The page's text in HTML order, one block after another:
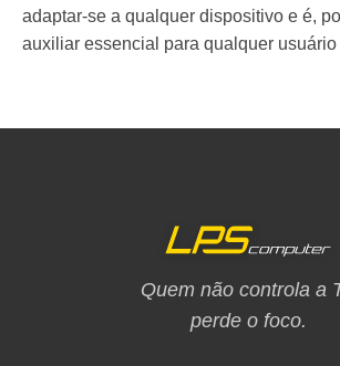
adaptar-se a qualquer dispositivo e é,
auxiliar essencial para qualquer usuário
Quem não controla a
perde o foco.